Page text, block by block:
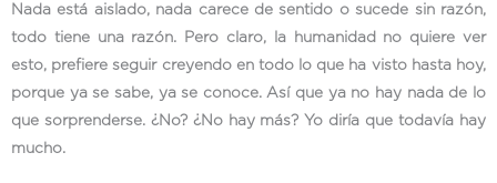
Nada está aislado, nada carece de sentido o sucede sin razón,
todo tiene una razón. Pero claro, la humanidad no quiere ver
esto, prefiere seguir creyendo en todo lo que ha visto hasta hoy,
porque ya se sabe, ya se conoce. Así que ya no hay nada de lo
que sorprenderse. ¿No? ¿No hay más? Yo diría que todavía hay
mucho.